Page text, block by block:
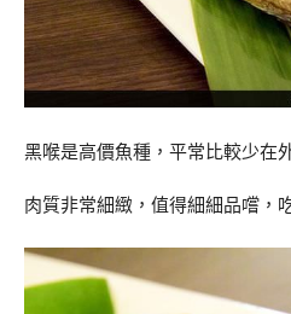
黑喉是高價魚種，平常比較少在
肉質非常細緻，值得細細品嚐，